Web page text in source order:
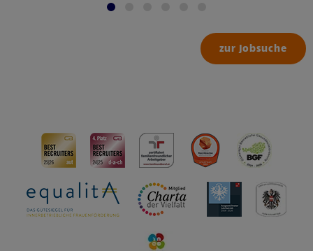
zur Jobsuche